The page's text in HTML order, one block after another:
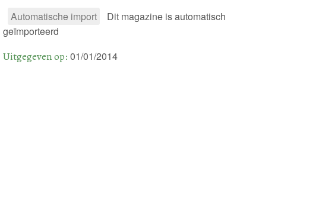
Automatische import
Dit magazine is automatisch
geïmporteerd
Uitgegeven op: 01/01/2014